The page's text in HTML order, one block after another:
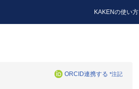
KAKENの使い方
ORCID連携する *注記